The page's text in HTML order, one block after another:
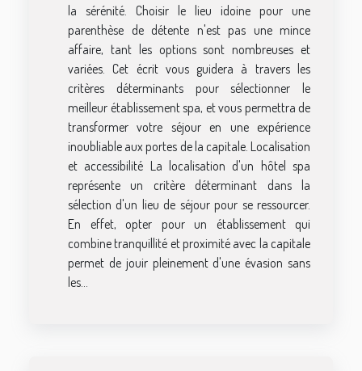
la sérénité. Choisir le lieu idoine pour une
parenthèse de détente n'est pas une mince
affaire, tant les options sont nombreuses et
variées. Cet écrit vous guidera à travers les
critères déterminants pour sélectionner le
meilleur établissement spa, et vous permettra de
transformer votre séjour en une expérience
inoubliable aux portes de la capitale. Localisation
et accessibilité La localisation d'un hôtel spa
représente un critère déterminant dans la
sélection d'un lieu de séjour pour se ressourcer.
En effet, opter pour un établissement qui
combine tranquillité et proximité avec la capitale
permet de jouir pleinement d'une évasion sans
les...